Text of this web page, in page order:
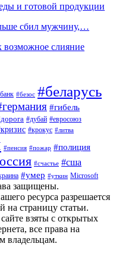
и готовой продукции
сбил мужчину,…
слияние
#безос #беларусь
#гибель
#дубай #евросоюз
#крокус #литва
#пенсия #пожар #полиция
#счастье #сша
#умер #уткин Microsoft
защищены.
ресурса разрешается
на страницу статьи.
взяты с открытых
все права на
владельцам.